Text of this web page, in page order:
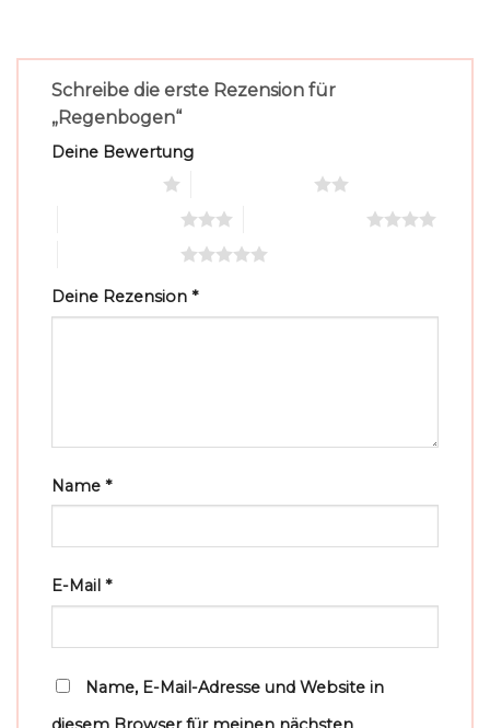
Schreibe die erste Rezension für
„Regenbogen“
Deine Bewertung
Deine Rezension *
Name *
E-Mail *
Name, E-Mail-Adresse und Website in